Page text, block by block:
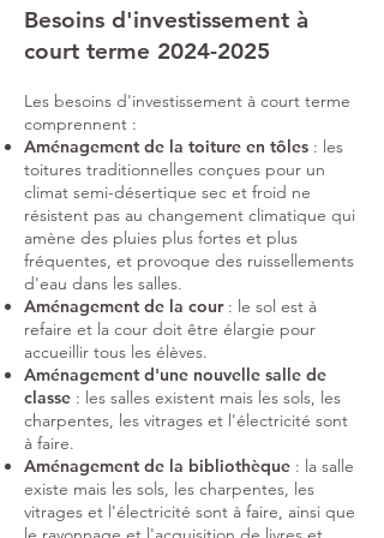
Besoins d'investissement à
court terme 2024-2025
Les besoins d'investissement à court terme
comprennent :
Aménagement de la toiture en tôles : les
toitures traditionnelles conçues pour un
climat semi-désertique sec et froid ne
résistent pas au changement climatique qui
amène des pluies plus fortes et plus
fréquentes, et provoque des ruissellements
d'eau dans les salles.
Aménagement de la cour: le sol est à
refaire et la cour doit être élargie pour
accueillir tous les élèves.
Aménagement d'une nouvelle salle de
classe : les salles existent mais les sols, les
charpentes, les vitrages et l'électricité sont
à faire.
Aménagement de la bibliothèque : la salle
existe mais les sols, les charpentes, les
vitrages et l'électricité sont à faire, ainsi que